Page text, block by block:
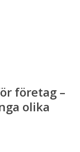
företag –
olika